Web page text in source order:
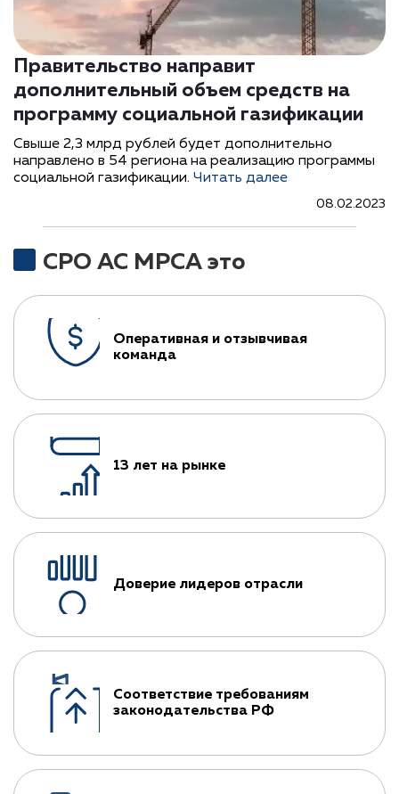
Правительство направит
дополнительный объем средств на
программу социальной газификации
Свыше 2,3 млрд рублей будет дополнительно
направлено в 54 региона на реализацию программы
социальной газификации. Читать далее
08.02.2023
СРО АС МРСА это
Оперативная и отзывчивая
команда
13 лет на рынке
Доверие лидеров отрасли
Соответствие требованиям
законодательства РФ